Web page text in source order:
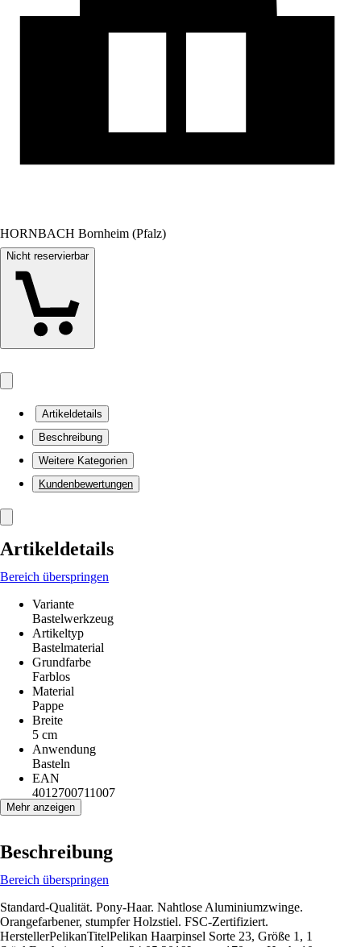
HORNBACH Bornheim (Pfalz)
Nicht reservierbar
Artikeldetails
Beschreibung
Weitere Kategorien
Kundenbewertungen
Artikeldetails
Bereich überspringen
Variante
Bastelwerkzeug
Artikeltyp
Bastelmaterial
Grundfarbe
Farblos
Material
Pappe
Breite
5 cm
Anwendung
Basteln
EAN
4012700711007
Mehr anzeigen
Beschreibung
Bereich überspringen
Standard-Qualität. Pony-Haar. Nahtlose Aluminiumzwinge.
Orangefarbener, stumpfer Holzstiel. FSC-Zertifiziert.
HerstellerPelikanTitelPelikan Haarpinsel Sorte 23, Größe 1, 1